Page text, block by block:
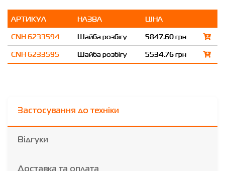
АРТИКУЛ НАЗВА
ЦІНА
CNH 6233594
Шайба розбігу
5847.60 грн
CNH 6233595
Шайба розбігу 5534.76 грн
Застосування до техніки
Відгуки
Доставка та оплата